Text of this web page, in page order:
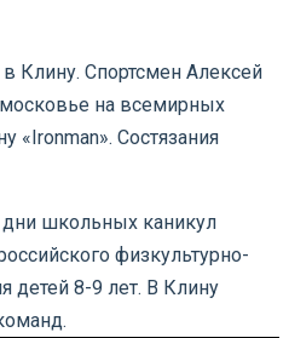
Клину. Спортсмен Алексей
на всемирных
«Ironman». Состязания
дни школьных каникул
физкультурно-
детей 8-9 лет. В Клину